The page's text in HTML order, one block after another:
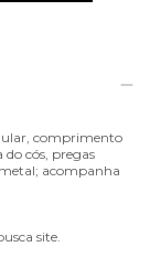
comprimento
cós, pregas
acompanha
site.